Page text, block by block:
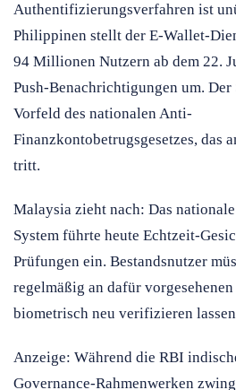
Authentifizierungsverfahren ist
Philippinen stellt der E-Wallet-
94 Millionen Nutzern ab dem 22.
Push-Benachrichtigungen um.
Vorfeld des nationalen Anti-
Finanzkontobetrugsgesetzes, das
tritt.
Malaysia zieht nach: Das
System führte heute Echtzeit-
Prüfungen ein. Bestandsnutzer
regelmäßig an dafür
biometrisch neu verifizieren
Anzeige: Während die RBI
Governance-Rahmenwerken